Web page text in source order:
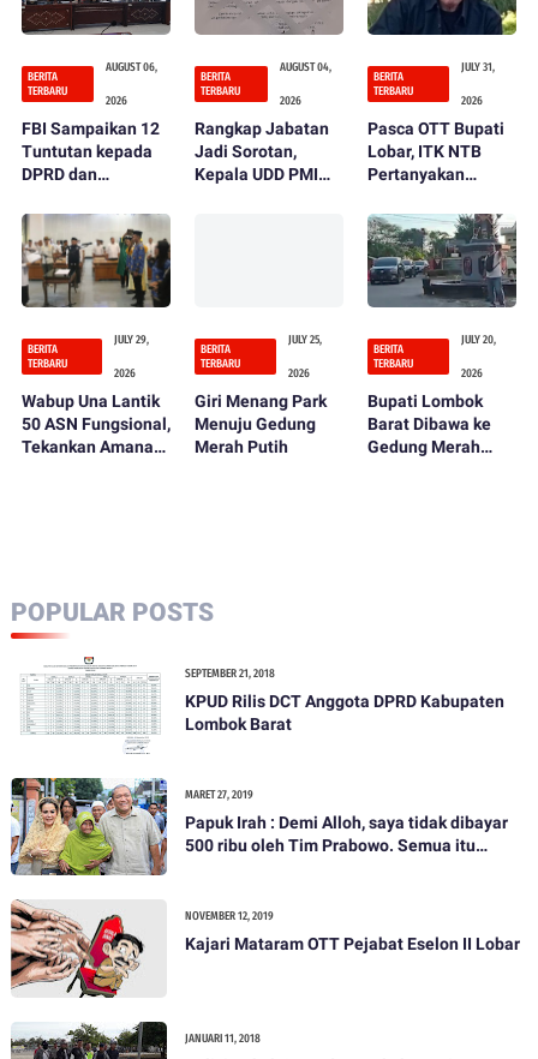
BERITA
TERBARU
AUGUST 06,
2026
FBI Sampaikan 12
Tuntutan kepada
DPRD dan
Kabupaten Lombok
Barat
BERITA
TERBARU
AUGUST 04,
2026
Rangkap Jabatan
Jadi Sorotan,
Kepala UDD PMI
BERITA
TERBARU
JULY 31,
2026
Pasca OTT Bupati
Lobar, ITK NTB
Pertanyakan
DPRD dan
Inspektorat
BERITA
TERBARU
JULY 29,
2026
Wabup Una Lantik
50 ASN Fungsional,
Tekankan Amanah
BERITA
TERBARU
JULY 25,
2026
Giri Menang Park
Menuju Gedung
Merah Putih
BERITA
TERBARU
JULY 20,
2026
Bupati Lombok
Barat Dibawa ke
Gedung Merah
POPULAR POSTS
SEPTEMBER 21, 2018
KPUD Rilis DCT Anggota DPRD Kabupaten
Lombok Barat
MARET 27, 2019
Papuk Irah : Demi Alloh, saya tidak dibayar
500 ribu oleh Tim Prabowo. Semua itu
NOVEMBER 12, 2019
Kajari Mataram OTT Pejabat Eselon II Lobar
JANUARI 11, 2018